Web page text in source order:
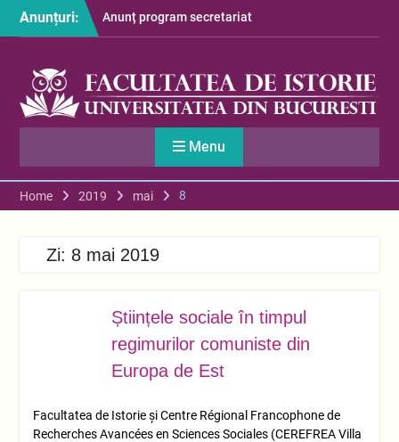
Anunțuri:
Anunț program secretariat
– luna august
2026
S-au afișat informațiile
despre cazarea studenților
în anul universitar 2026-
Menu
Home 2019 mai 8
Zi: 8 mai 2019
Științele sociale în timpul
regimurilor comuniste din
Europa de Est
Facultatea de Istorie și Centre Régional Francophone de
Recherches Avancées en Sciences Sociales (CEREFREA Villa